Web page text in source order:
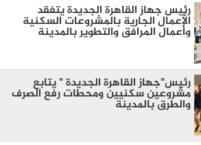
رئيس جهاز القاهرة الجديدة يتفقد
الأعمال الجارية بالمشروعات السكنية
وأعمال المرافق والتطوير بالمدينة
رئيس"جهاز القاهرة الجديدة " يتابع
مشروعين سكنيين ومحطات رفع الصرف
والطرق بالمدينة